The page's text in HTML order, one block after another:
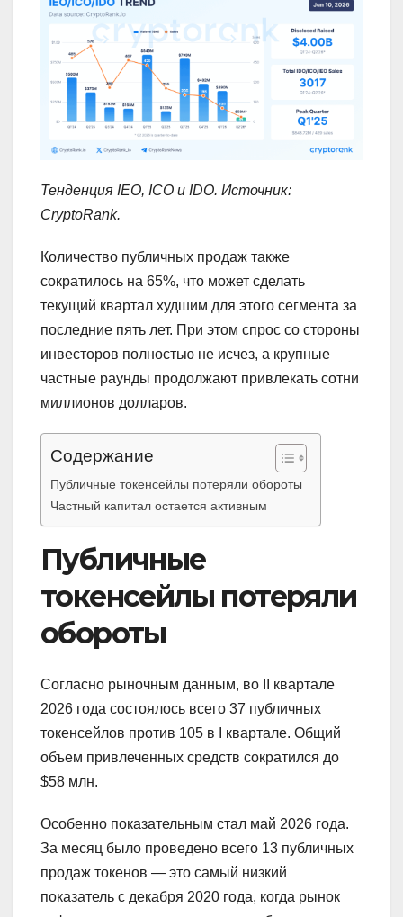
Тенденция IEO, ICO и IDO. Источник:
CryptoRank.
Количество публичных продаж также
сократилось на 65%, что может сделать
текущий квартал худшим для этого сегмента за
последние пять лет. При этом спрос со стороны
инвесторов полностью не исчез, а крупные
частные раунды продолжают привлекать сотни
миллионов долларов.
Содержание
Публичные токенсейлы потеряли обороты
Частный капитал остается активным
Публичные
токенсейлы потеряли
обороты
Согласно рыночным данным, во II квартале
2026 года состоялось всего 37 публичных
токенсейлов против 105 в I квартале. Общий
объем привлеченных средств сократился до
$58 млн.
Особенно показательным стал май 2026 года.
За месяц было проведено всего 13 публичных
продаж токенов — это самый низкий
показатель с декабря 2020 года, когда рынок